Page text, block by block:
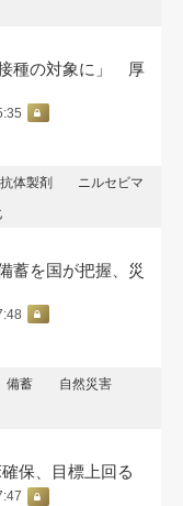
接種の対象に」 厚
抗体製剤
ニルセビマ
蓄を国が把握、災
備蓄
自然災害
保、目標上回る